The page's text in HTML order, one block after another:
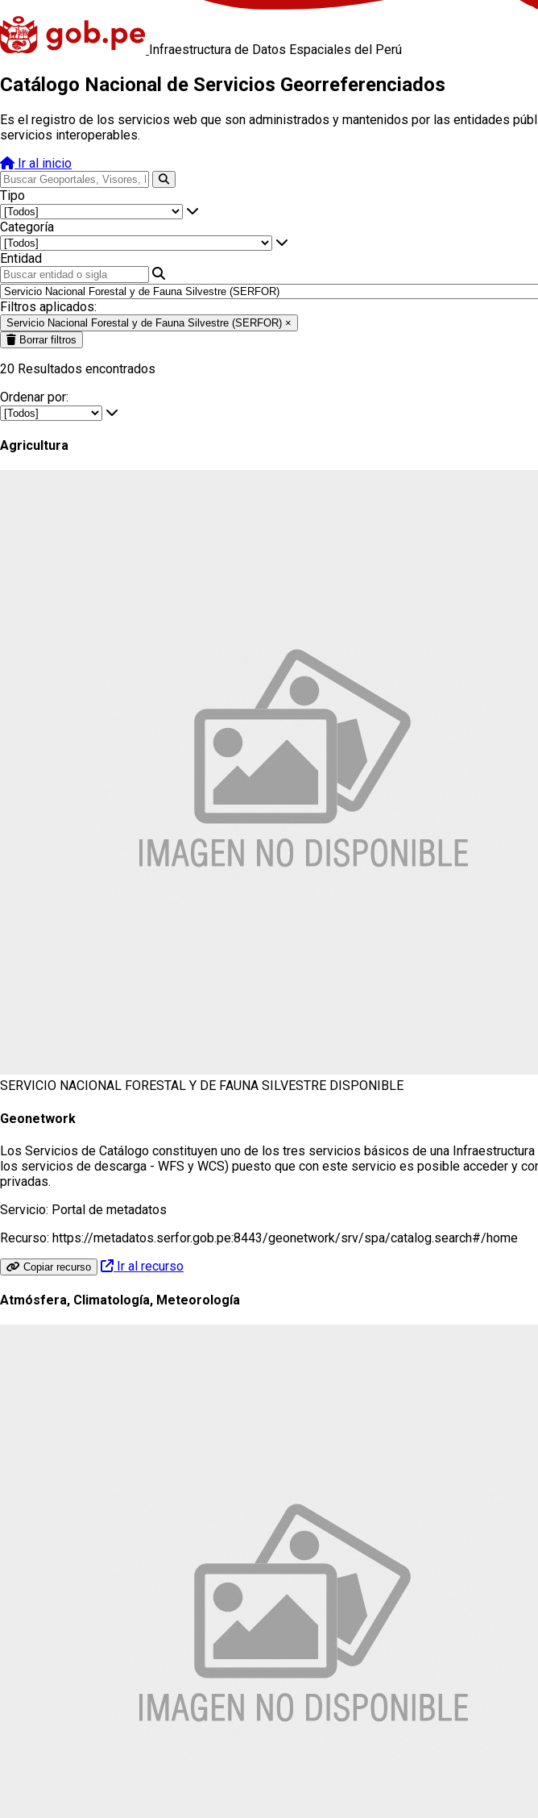
Infraestructura de Datos Espaciales del Perú
Catálogo Nacional de Servicios Georreferenciados
Es el registro de los servicios web que son administrados y mantenidos por las entidades
servicios interoperables.
Ir al inicio
Tipo
Categoría
Entidad
Filtros aplicados:
Servicio Nacional Forestal y de Fauna Silvestre (SERFOR) ×
Borrar filtros
20 Resultados encontrados
Ordenar por:
Agricultura
SERVICIO NACIONAL FORESTAL Y DE FAUNA SILVESTRE DISPONIBLE
Geonetwork
Los Servicios de Catálogo constituyen uno de los tres servicios básicos de una
los servicios de descarga - WFS y WCS) puesto que con este servicio es posible acceder y
privadas.
Servicio: Portal de metadatos
Recurso: https://metadatos.serfor.gob.pe:8443/geonetwork/srv/spa/catalog.search#/home
Copiar recurso Ir al recurso
Atmósfera, Climatología, Meteorología